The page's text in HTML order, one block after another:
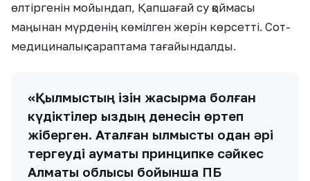
өлтіргенін мойындап, Қапшағай су қоймасы
маңынан мүрденің көмілген жерін көрсетті. Сот-
медициналық сараптама тағайындалды.
«Қылмыстың ізін жасырмақ болған
күдіктілер қыздың денесін өртеп
жіберген. Аталған қылмысты одан әрі
тергеуді аумақтық принципке сәйкес
Алматы облысы бойынша ПБ